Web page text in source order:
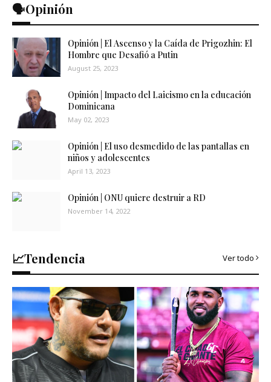
🗣️Opinión
Opinión | El Ascenso y la Caída de Prigozhin: El
Hombre que Desafió a Putin
August 25, 2023
Opinión | Impacto del Laicismo en la educación
Dominicana
May 02, 2023
Opinión | El uso desmedido de las pantallas en
niños y adolescentes
April 13, 2023
Opinión | ONU quiere destruir a RD
November 14, 2022
📈Tendencia Ver todo